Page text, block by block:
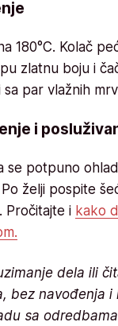
180°C. Kolač
zlatnu boju i
sa par vlažnih
i
se potpuno
želji pospite
Pročitajte i kako
dela ili
bez navođenja i
sa odredbama